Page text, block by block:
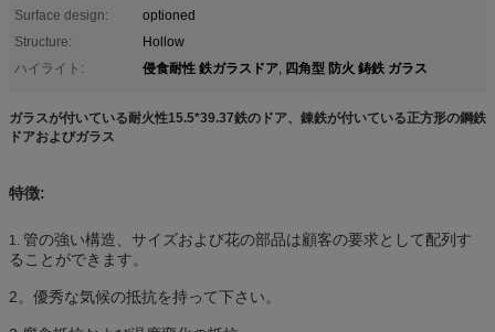
Surface design:
optioned
Structure:
Hollow
ハイライト:
侵食耐性 鉄ガラスドア, 四角型 防火 鋳鉄 ガラス
ガラスが付いている耐火性15.5*39.37鉄のドア、錬鉄が付いている正方形の鋼鉄
ドアおよびガラス
特徴:
1. 管の強い構造、サイズおよび花の部品は顧客の要求として配列す
ることができます。
2。優秀な気候の抵抗を持って下さい。